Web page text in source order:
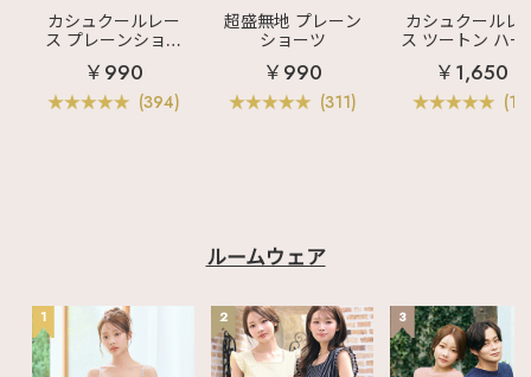
カシュクールレー
ス プレーンショー
ツ
￥990
(394)
超盛無地 プレーン
ショーツ
￥990
(311)
カシュクールレ
ス ツートン ハー
バックショーツ
￥1,650
(11)
ルームウェア
1 2 3